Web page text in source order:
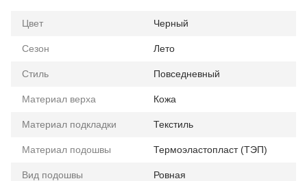
Цвет Черный
Сезон Лето
Стиль Повседневный
Материал верха Кожа
Материал подкладки Текстиль
Материал подошвы Термоэластопласт (ТЭП)
Вид подошвы Ровная